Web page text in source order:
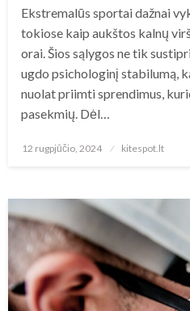
Ekstremalūs sportai dažnai
tokiose kaip aukštos kalnų
orai. Šios sąlygos ne tik
ugdo psichologinį stabilumą,
nuolat priimti sprendimus,
pasekmių. Dėl…
Posted
12 rugpjūčio, 2024 kitespot.lt